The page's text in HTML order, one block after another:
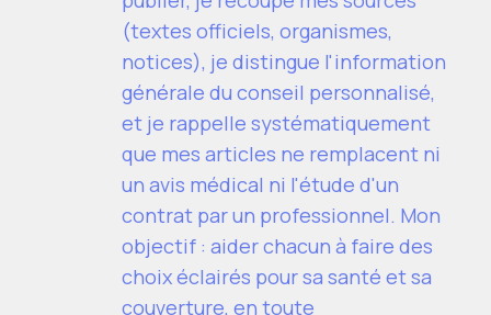
(textes officiels, organismes,
notices), je distingue l'information
générale du conseil personnalisé,
et je rappelle systématiquement
que mes articles ne remplacent ni
un avis médical ni l'étude d'un
contrat par un professionnel. Mon
objectif : aider chacun à faire des
choix éclairés pour sa santé et sa
couverture, en toute